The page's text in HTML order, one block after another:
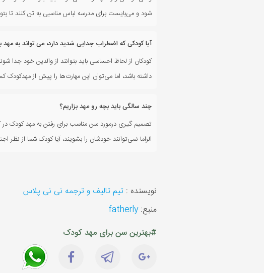
شود و می‌بایست برای مدرسه لباس مناسبی به تن کنند تا
آیا کودکی که اضطراب جدایی شدید دارد، می تواند به مهد
کودکان از لحاظ احساسی باید بتوانند از والدین خود
داشته باشد، اما می‌توان این مهارت‌ها را پیش از مهدکودک
چند سالگی باید بچه رو مهد بزاریم؟
تصمیم گیری درمورد سن مناسب برای رفتن به مهد کودک
الزاما نمی‌توانند خودشان را بشویند، آیا کودک شما از نظر
نویسنده : تیم تالیف و ترجمه نی نی پلاس
منبع:fatherly
#بهترین سن برای مهد کودک